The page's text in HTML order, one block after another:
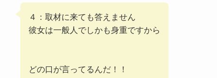
４：取材に来ても答えません
彼女は一般人でしかも身重ですから
どの口が言ってるんだ！！